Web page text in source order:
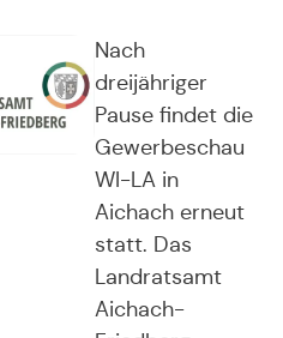
Nach
dreijähriger
Pause findet die
Gewerbeschau
WI-LA in
Aichach erneut
statt. Das
Landratsamt
Aichach-